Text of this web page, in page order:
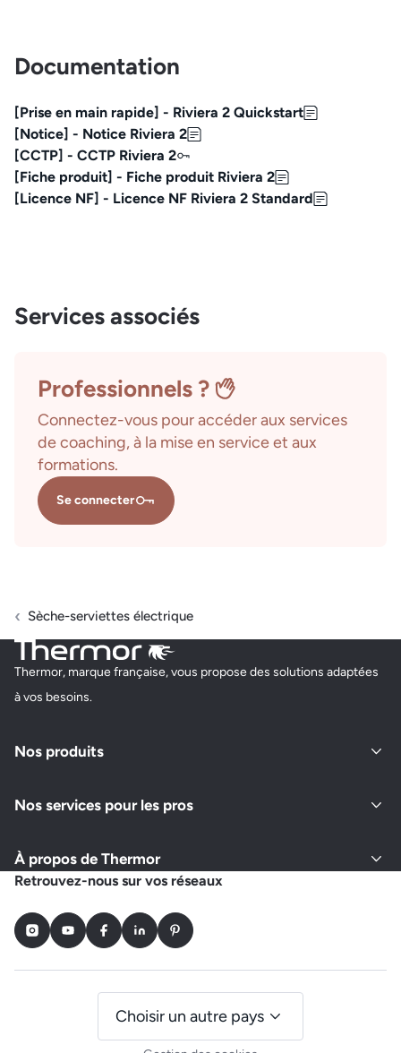
Documentation
[Prise en main rapide] - Riviera 2 Quickstart
[Notice] - Notice Riviera 2
[CCTP] - CCTP Riviera 2
[Fiche produit] - Fiche produit Riviera 2
[Licence NF] - Licence NF Riviera 2 Standard
Services associés
Professionnels ?
Connectez-vous pour accéder aux services
de coaching, à la mise en service et aux
formations.
Se connecter
Sèche-serviettes électrique
Thermor, marque française, vous propose des solutions adaptées
à vos besoins.
Nos produits
Nos services pour les pros
À propos de Thermor
Retrouvez-nous sur vos réseaux
InstagramYoutubeFacebookLinkedInPinterest
Choisir un autre pays